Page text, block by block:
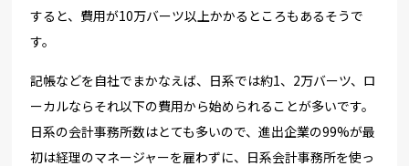
すると、費用が10万バーツ以上かかるところもあるそうで
す。
記帳などを自社でまかなえば、日系では約1、2万バーツ、ロ
ーカルならそれ以下の費用から始められることが多いです。
日系の会計事務所数はとても多いので、進出企業の99%が最
初は経理のマネージャーを雇わずに、日系会計事務所を使っ